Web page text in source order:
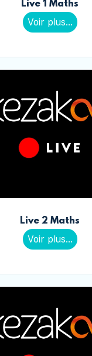
Live 1 Maths
Voir plus...
Live 2 Maths
Voir plus...